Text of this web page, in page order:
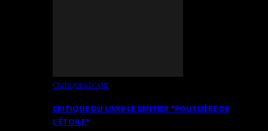
CRITIQUES D’ART
CRITIQUE DU LIVRE LE SENTIER *POUSSIÈRE DE
L’ÉTOILE*